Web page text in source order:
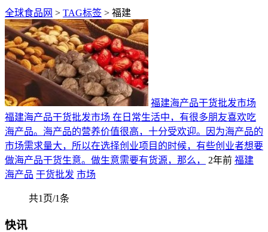
全球食品网 > TAG标签 > 福建
福建海产品干货批发市场
福建海产品干货批发市场 在日常生活中，有很多朋友喜欢吃
海产品。海产品的营养价值很高，十分受欢迎。因为海产品的
市场需求量大，所以在选择创业项目的时候，有些创业者想要
做海产品干货生意。做生意需要有货源，那么，
2年前 福建
海产品 干货批发 市场
共1页/1条
快讯